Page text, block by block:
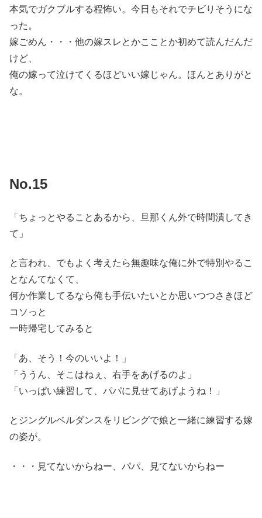
本気でガクブルする程怖い。今日もそれでチビりそうにな
った。
嫁ごめん・・・他の嫁スレとかこことか初めて読んだんだ
けど、
俺の嫁って泣けてくるほどいい嫁じゃん。ほんとありがと
な。
No.15
「ちょっとやることあるから、旦那くん外で時間潰してき
て」
と言われ、でもよく考えたら無趣味な俺に外で特別やるこ
となんてなくて、
何か作業してるなら俺も手伝いたいとか思いつつさきほど
コソっと
一時帰宅してみると
「あ、そう！今のいいよ！」
「ううん、そこはねぇ、右手をあげるのよ」
「いっぱい練習して、パパに見せてあげようね！」
とジングルベルダンスをリビングで娘と一緒に練習する嫁
の姿が。
・・・見てないからねー、パパ、見てないからねー